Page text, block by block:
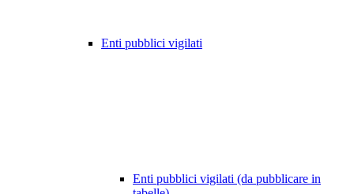
Enti pubblici vigilati
Enti pubblici vigilati (da pubblicare in